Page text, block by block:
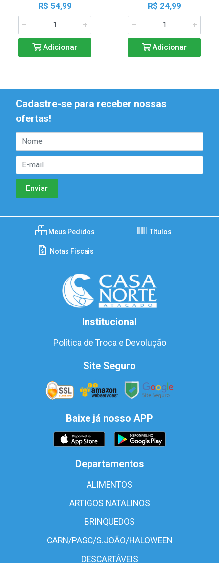
R$ 54,99
Adicionar
R$ 24,99
Adicionar
Cadastre-se para receber nossas
ofertas!
Meus Pedidos Títulos
Notas Fiscais
Institucional
Política de Troca e Devolução
Site Seguro
Baixe já nosso APP
Departamentos
ALIMENTOS
ARTIGOS NATALINOS
BRINQUEDOS
CARN/PASC/S.JOÃO/HALOWEEN
DESCARTÁVEIS